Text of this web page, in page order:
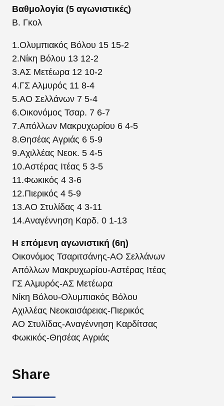
Βαθμολογία (5 αγωνιστικές)
Β. Γκολ
1.Ολυμπιακός Βόλου 15 15-2
2.Νίκη Βόλου 13 12-2
3.ΑΣ Μετέωρα 12 10-2
4.ΓΣ Αλμυρός 11 8-4
5.ΑΟ Σελλάνων 7 5-4
6.Οικονόμος Τσαρ. 7 6-7
7.Απόλλων Μακρυχωρίου 6 4-5
8.Θησέας Αγριάς 6 5-9
9.Αχιλλέας Νεοκ. 5 4-5
10.Αστέρας Ιτέας 5 3-5
11.Φωκικός 4 3-6
12.Πιερικός 4 5-9
13.ΑΟ Στυλίδας 4 3-11
14.Αναγέννηση Καρδ. 0 1-13
Η επόμενη αγωνιστική (6η)
Οικονόμος Τσαριτσάνης-ΑΟ Σελλάνων
Απόλλων Μακρυχωρίου-Αστέρας Ιτέας
ΓΣ Αλμυρός-ΑΣ Μετέωρα
Νίκη Βόλου-Ολυμπιακός Βόλου
Αχιλλέας Νεοκαισάρειας-Πιερικός
ΑΟ Στυλίδας-Αναγέννηση Καρδίτσας
Φωκικός-Θησέας Αγριάς
Share